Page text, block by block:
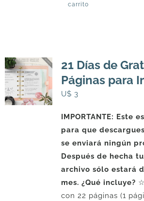
carrito
21 Días de
Páginas para
U$ 3
IMPORTANTE: Este
para que
se enviará ningún
Después de hecha
archivo sólo estará
mes. ¿Qué incluye?
con 22 páginas (1